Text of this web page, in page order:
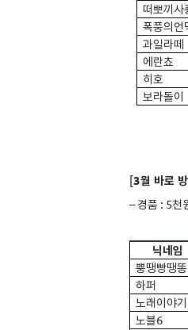
떠뽀끼사
폭풍의언
과일라떼
에란쵸
히호
보라돌이
[3월 바로
–경품 : 5천
닉네임
뿡땡빵땡똥
하퍼
노래이야기
노블6